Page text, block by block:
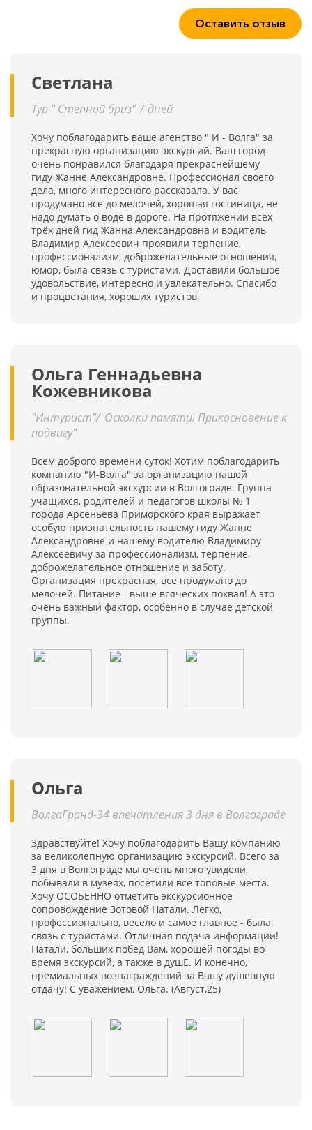
Оставить отзыв
Светлана
Тур " Степной бриз" 7 дней
Хочу поблагодарить ваше агенство " И - Волга" за
прекрасную организацию экскурсий. Ваш город
очень понравился благодаря прекраснейшему
гиду Жанне Александровне. Профессионал своего
дела, много интересного рассказала. У вас
продумано все до мелочей, хорошая гостиница, не
надо думать о воде в дороге. На протяжении всех
трёх дней гид Жанна Александровна и водитель
Владимир Алексеевич проявили терпение,
профессионализм, доброжелательные отношения,
юмор, была связь с туристами. Доставили большое
удовольствие, интересно и увлекательно. Спасибо
и процветания, хороших туристов
Ольга Геннадьевна
Кожевникова
"Интурист"/"Осколки памяти. Прикосновение к
подвигу"
Всем доброго времени суток! Хотим поблагодарить
компанию "И-Волга" за организацию нашей
образовательной экскурсии в Волгограде. Группа
учащихся, родителей и педагогов школы № 1
города Арсеньева Приморского края выражает
особую признательность нашему гиду Жанне
Александровне и нашему водителю Владимиру
Алексеевичу за профессионализм, терпение,
доброжелательное отношение и заботу.
Организация прекрасная, все продумано до
мелочей. Питание - выше всяческих похвал! А это
очень важный фактор, особенно в случае детской
группы.
Ольга
ВолгаГранд-34 впечатления 3 дня в Волгограде
Здравствуйте! Хочу поблагодарить Вашу компанию
за великолепную организацию экскурсий. Всего за
3 дня в Волгограде мы очень много увидели,
побывали в музеях, посетили все топовые места.
Хочу ОСОБЕННО отметить экскурсионное
сопровождение Зотовой Натали. Легко,
профессионально, весело и самое главное - была
связь с туристами. Отличная подача информации!
Натали, больших побед Вам, хорошей погоды во
время экскурсий, а также в душЕ. И конечно,
премиальных вознаграждений за Вашу душевную
отдачу! С уважением, Ольга. (Август,25)